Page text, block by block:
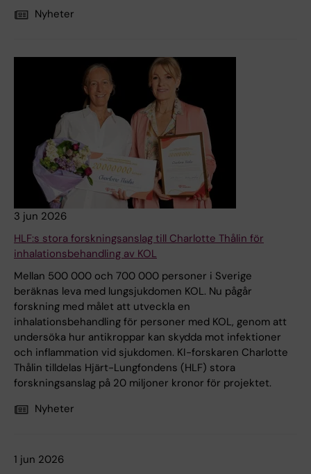
Nyheter
3 jun 2026
HLF:s stora forskningsanslag till Charlotte Thålin för
inhalationsbehandling av KOL
Mellan 500 000 och 700 000 personer i Sverige
beräknas leva med lungsjukdomen KOL. Nu pågår
forskning med målet att utveckla en
inhalationsbehandling för personer med KOL, genom att
undersöka hur antikroppar kan skydda mot infektioner
och inflammation vid sjukdomen. KI-forskaren Charlotte
Thålin tilldelas Hjärt-Lungfondens (HLF) stora
forskningsanslag på 20 miljoner kronor för projektet.
Nyheter
1 jun 2026